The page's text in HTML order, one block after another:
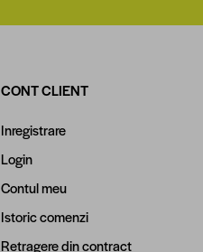
CONT CLIENT
Inregistrare
Login
Contul meu
Istoric comenzi
Retragere din contract